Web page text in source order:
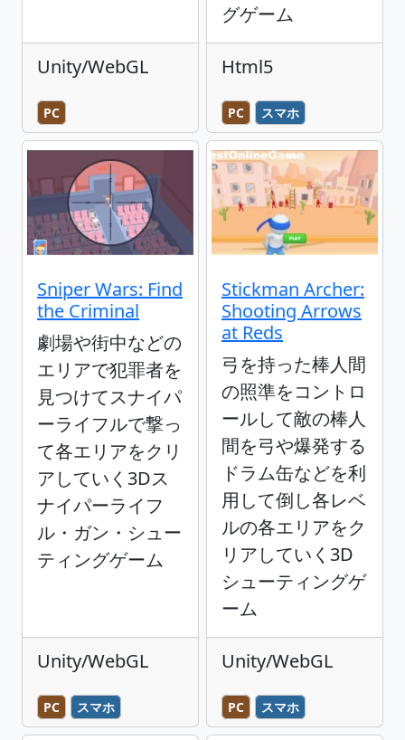
Unity/WebGL
PC
グゲーム
Html5
PC スマホ
Sniper Wars: Find
the Criminal
劇場や街中などの
エリアで犯罪者を
見つけてスナイパ
ーライフルで撃っ
て各エリアをクリ
アしていく3Dス
ナイパーライフ
ル・ガン・シュー
ティングゲーム
Unity/WebGL
PC スマホ
Stickman Archer:
Shooting Arrows
at Reds
弓を持った棒人間
の照準をコントロ
ールして敵の棒人
間を弓や爆発する
ドラム缶などを利
用して倒し各レベ
ルの各エリアをク
リアしていく3D
シューティングゲ
ーム
Unity/WebGL
PC スマホ